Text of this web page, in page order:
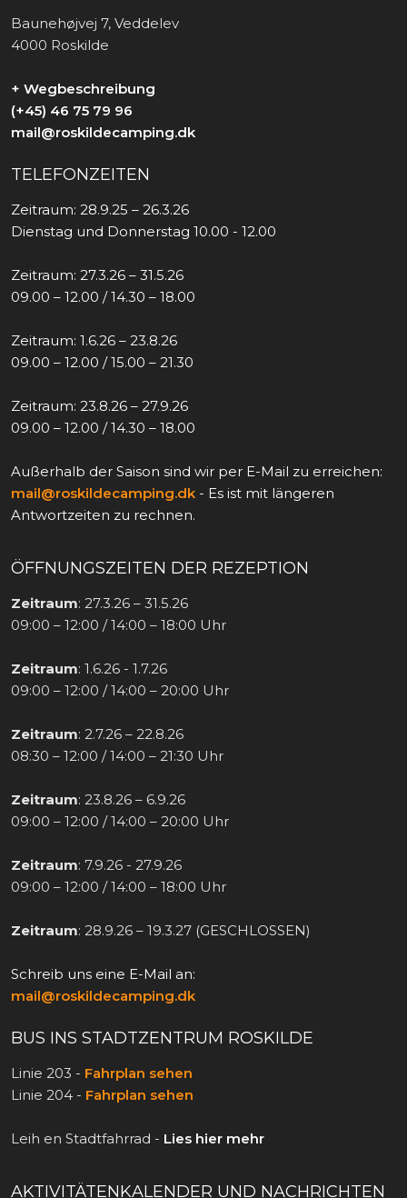
Baunehøjvej 7, Veddelev
4000 Roskilde
+ Wegbeschreibung
(+45) 46 75 79 96
mail@roskildecamping.dk
TELEFONZEITEN
Zeitraum: 28.9.25 – 26.3.26
Dienstag und Donnerstag 10.00 - 12.00
Zeitraum: 27.3.26 – 31.5.26
09.00 – 12.00 / 14.30 – 18.00
Zeitraum: 1.6.26 – 23.8.26
09.00 – 12.00 / 15.00 – 21.30
Zeitraum: 23.8.26 – 27.9.26
09.00 – 12.00 / 14.30 – 18.00
Außerhalb der Saison sind wir per E-Mail zu erreichen:
mail@roskildecamping.dk- Es ist mit längeren
Antwortzeiten zu rechnen.
ÖFFNUNGSZEITEN DER REZEPTION
Zeitraum: 27.3.26 – 31.5.26
09:00 – 12:00 / 14:00 – 18:00 Uhr
Zeitraum: 1.6.26 - 1.7.26
09:00 – 12:00 / 14:00 – 20:00 Uhr
Zeitraum: 2.7.26 – 22.8.26
08:30 – 12:00 / 14:00 – 21:30 Uhr
Zeitraum: 23.8.26 – 6.9.26
09:00 – 12:00 / 14:00 – 20:00 Uhr
Zeitraum: 7.9.26 - 27.9.26
09:00 – 12:00 / 14:00 – 18:00 Uhr
Zeitraum: 28.9.26 – 19.3.27 (GESCHLOSSEN)​
Schreib uns eine E-Mail an:
mail@roskildecamping.dk
BUS INS STADTZENTRUM ROSKILDE
Linie 203 - Fahrplan sehen
Linie 204 - Fahrplan sehen
Leih en Stadtfahrrad - Lies hier mehr
AKTIVITÄTENKALENDER UND NACHRICHTEN